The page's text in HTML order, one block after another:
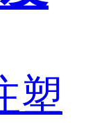
塑